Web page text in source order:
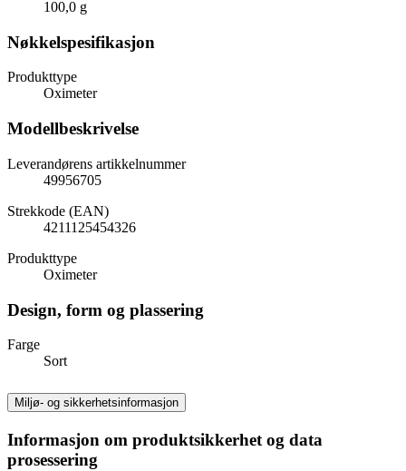
100,0 g
Nøkkelspesifikasjon
Produkttype
Oximeter
Modellbeskrivelse
Leverandørens artikkelnummer
49956705
Strekkode (EAN)
4211125454326
Produkttype
Oximeter
Design, form og plassering
Farge
Sort
Miljø- og sikkerhetsinformasjon
Informasjon om produktsikkerhet og data
prosessering